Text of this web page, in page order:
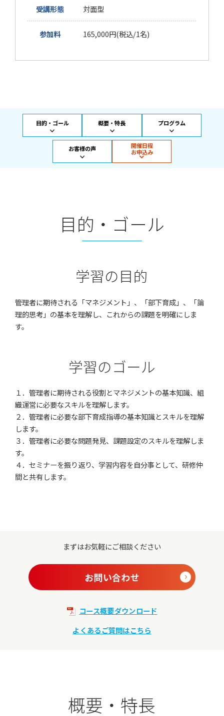
受講形態 対面型
参加料 165,000円(税込/1名)
目的・ゴール 概要・特長 プログラム
お客様の声
開催日程
お申込み
目的・ゴール
学習の目的
管理者に期待される「マネジメント」、「部下育成」、「論
理的思考」の基本を理解し、これからの課題を明確にしま
す。
学習のゴール
１．管理者に期待される役割とマネジメントの基本知識、組
織運営に必要なスキルを理解します。
２．管理者に必要な部下育成指導の基本知識とスキルを理解
します。
３．管理者に必要な問題発見、課題設定のスキルを理解しま
す。
４．セミナーを振り返り、学習内容を自分事として、研修仲
間と共有します。
まずはお気軽にご相談ください
お問い合わせ
コース概要ダウンロード
よくあるご質問はこちら
概要・特長